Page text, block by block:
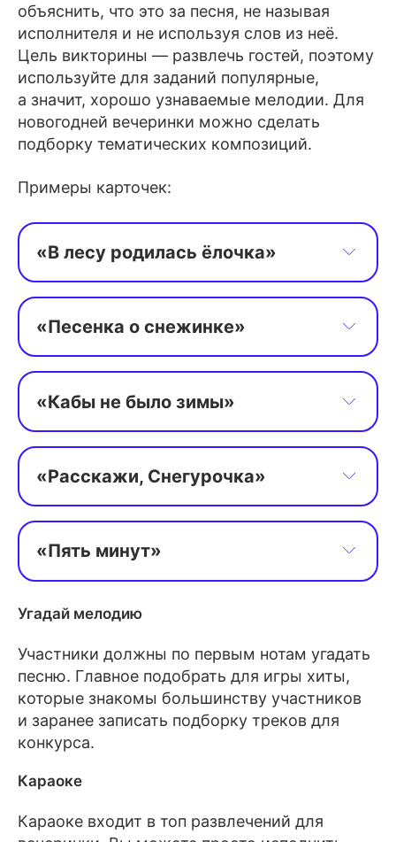
объяснить, что это за песня, не называя
исполнителя и не используя слов из неё.
Цель викторины — развлечь гостей, поэтому
используйте для заданий популярные,
а значит, хорошо узнаваемые мелодии. Для
новогодней вечеринки можно сделать
подборку тематических композиций.
Примеры карточек:
«В лесу родилась ёлочка»
В лесу родилась ёлочка,
В лесу она росла.
Зимой и летом стройная,
Зелёная была.
«Песенка о снежинке»
Когда в дом входит год молодой,
А старый уходит вдаль,
Снежинку хрупкую спрячь в ладонь,
Желание загадай.
«Кабы не было зимы»
Кабы не было зимы
В городах и селах,
Никогда б не знали мы
Этих дней веселых.
«Расскажи, Снегурочка»
Расскажи Снегурочка, где была?
Расскажи-ка милая, как дела?
За тобою бегала Дед Мороз
Пролила немало я горьких слез.
«Пять минут»
Я вам песенку спою про пять минут!
Эту песенку мою пускай поют!
Пусть летит она по свету,
Я дарю вам песню эту,
Эту песенку про пять минут!
Угадай мелодию
Участники должны по первым нотам угадать
песню. Главное подобрать для игры хиты,
которые знакомы большинству участников
и заранее записать подборку треков для
конкурса.
Караоке
Караоке входит в топ развлечений для